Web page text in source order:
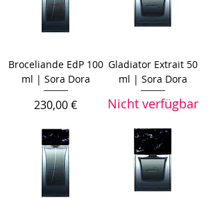
Broceliande EdP 100
ml | Sora Dora
Preis
230,00 €
Gladiator Extrait 50
ml | Sora Dora
Nicht verfügbar